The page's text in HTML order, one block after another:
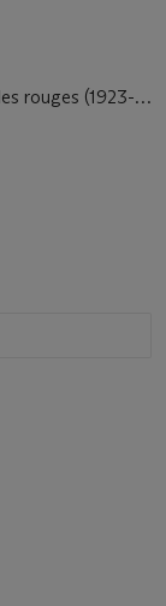
rouges (1923-